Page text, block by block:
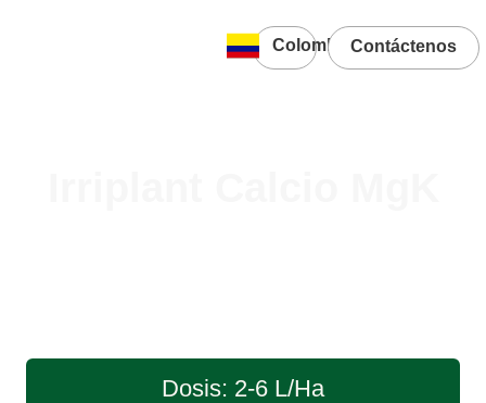
ColombiaContáctenos
Dosis: 2-6 L/Ha